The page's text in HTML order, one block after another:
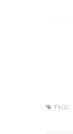
TAGS :